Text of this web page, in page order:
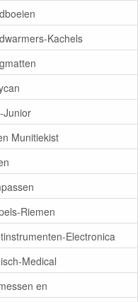
Kachels
Junior
Munitiekist
Riemen
Electronica
Medical
en